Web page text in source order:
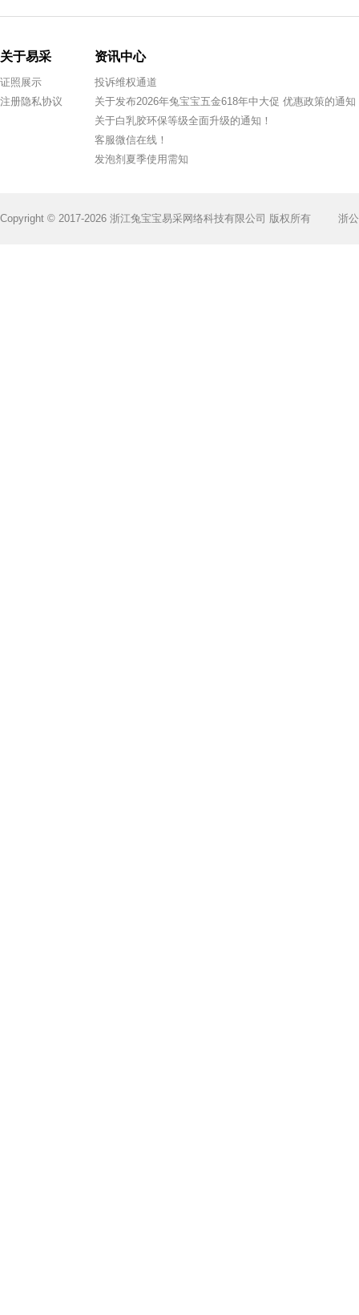
关于易采
证照展示
注册隐私协议
资讯中心
投诉维权通道
关于发布2026年兔宝宝五金618年中大促 优惠政策的通知
关于白乳胶环保等级全面升级的通知！
客服微信在线！
发泡剂夏季使用需知
Copyright © 2017-2026 浙江兔宝宝易采网络科技有限公司 版权所有 浙